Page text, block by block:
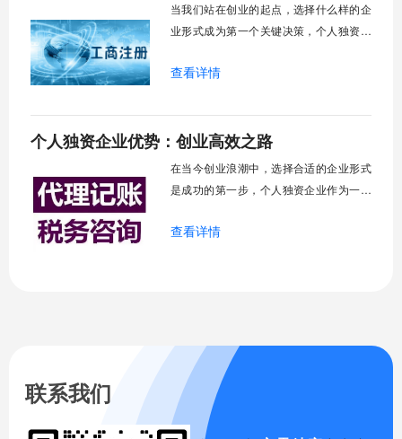
当我们站在创业的起点，选择什么样的企
业形式成为第一个关键决策，个人独资企
体，以其独特属性在众多企业形态中占据
需要复杂的治理结构，也区别于合伙企业
的多人协作模式，个人独资企业将所有
查看详情
个人独资企业优势：创业高效之路
在当今创业浪潮中，选择合适的企业形式
是成功的第一步，个人独资企业作为一种
然人投资，财产为投资人个人所有，投资
查看详情
联系我们